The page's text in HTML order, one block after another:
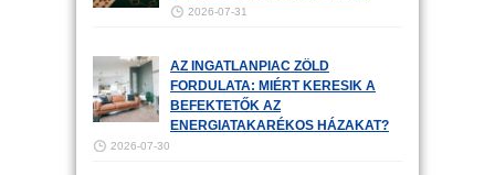
2026-07-31
AZ INGATLANPIAC ZÖLD
FORDULATA: MIÉRT KERESIK A
BEFEKTETŐK AZ
ENERGIATAKARÉKOS HÁZAKAT?
2026-07-30